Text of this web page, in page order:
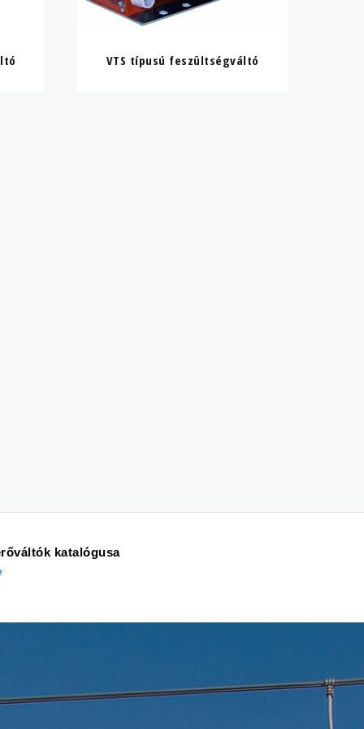
VTS típusú feszültségváltó
katalógusa